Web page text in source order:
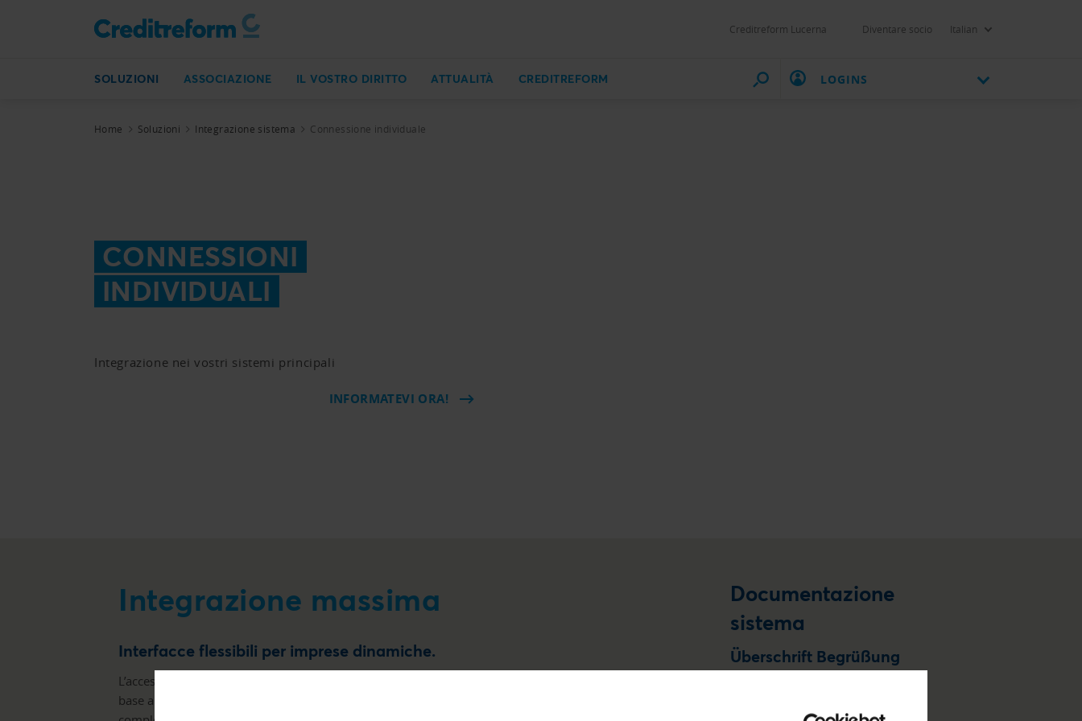
Creditreform Lucerna Diventare socio Italian
SOLUZIONI ASSOCIAZIONE IL VOSTRO DIRITTO ATTUALITÀ CREDITREFORM LOGINS
Home Soluzioni Integrazione sistema Connessione individuale
CONNESSIONI
INDIVIDUALI
Integrazione nei vostri sistemi principali
INFORMATEVI ORA!
Integrazione massima
Interfacce flessibili per imprese dinamiche.
L’accesso ai dati di Creditreform è possibile attraverso le più comuni connessioni e protocolli. In
base all’infrastruttura del cliente è possibile l’integrazione con diversi sistemi. Il grado di
Documentazione
sistema
Überschrift Begrüßung